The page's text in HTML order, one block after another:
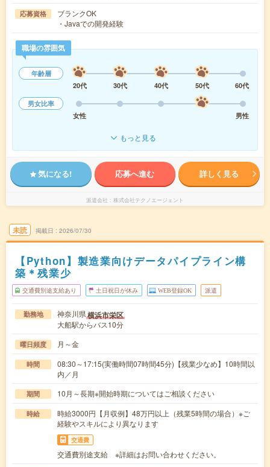
応募資格
ブランクOK
・Javaでの開発経験
職場の雰囲気
年齢層
20代
30代 40代 50代
60代
男女比率
女性
男性
もっと見る
気になる! 応募へ進む 詳しく見る
派遣会社 株式会社テクノエージェント
未読 掲載日 2026/07/30
【Python】製造業向けデータパイプライン構
築＊残業少
交通費別途支給あり 土日祝日が休み WEB登録OK 派遣
勤務地 神奈川県横浜市栄区
大船駅からバス10分
曜日頻度 月～金
時間
08:30～17:15(実働時間07時間45分)【残業少なめ】10時間以
内／月
期間 10月～長期※開始時期についてはご相談ください
時給
時給3000円【月収例】48万円以上（残業5時間の場合）※ご
経験やスキルにより異なります
交通費
交通費別途支給 ※詳細はお問い合わせください。